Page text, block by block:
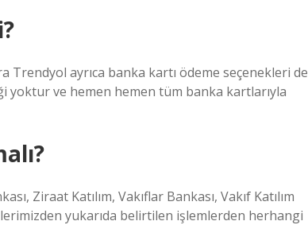
Trendyol ayrıca banka kartı ödeme seçenekleri de
yoktur ve hemen hemen tüm banka kartlarıyla
Ziraat Katılım, Vakıflar Bankası, Vakıf Katılım
yukarıda belirtilen işlemlerden herhangi